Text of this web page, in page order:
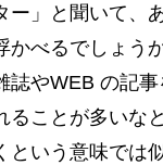
ー」と聞いて、
かべるでしょう
誌やWEB の記
ることが多いな
という意味では